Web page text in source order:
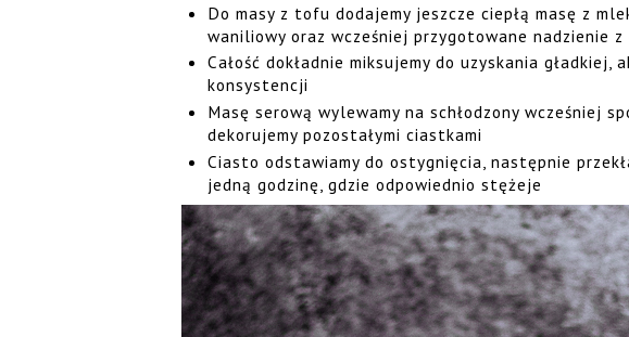
Do masy z tofu dodajemy jeszcze ciepłą masę z
waniliowy oraz wcześniej przygotowane nadzienie
Całość dokładnie miksujemy do uzyskania
konsystencji
Masę serową wylewamy na schłodzony wcześniej
dekorujemy pozostałymi ciastkami
Ciasto odstawiamy do ostygnięcia, następnie
jedną godzinę, gdzie odpowiednio stężeje